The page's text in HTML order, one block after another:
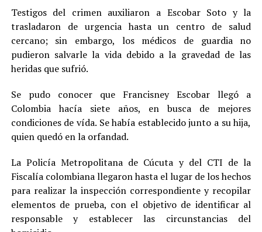
Testigos del crimen auxiliaron a Escobar Soto y la
trasladaron de urgencia hasta un centro de salud
cercano; sin embargo, los médicos de guardia no
pudieron salvarle la vida debido a la gravedad de las
heridas que sufrió.
Se pudo conocer que Francisney Escobar llegó a
Colombia hacía siete años, en busca de mejores
condiciones de vída. Se había establecido junto a su hija,
quien quedó en la orfandad.
La Policía Metropolitana de Cúcuta y del CTI de la
Fiscalía colombiana llegaron hasta el lugar de los hechos
para realizar la inspección correspondiente y recopilar
elementos de prueba, con el objetivo de identificar al
responsable y establecer las circunstancias del